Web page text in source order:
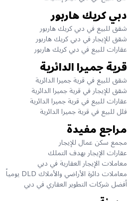
دبي كريك هاربور
شقق للبيع في دبي كريك هاربور
شقق للإيجار في دبي كريك هاربور
عقارات للبيع في دبي كريك هاربور
قرية جميرا الدائرية
شقق للبيع في قرية جميرا الدائرية
شقق للإيجار في قرية جميرا الدائرية
عقارات للبيع في قرية جميرا الدائرية
فلل للبيع في قرية جميرا الدائرية
مراجع مفيدة
مجمع سكن عمال للإيجار
عقارات الإيجار بهدف التملك
معاملات الإيجار العقارية في دبي
معاملات دائرة الأراضي والأملاك DLD يومياً
أفضل شركات التطوير العقاري في دبي